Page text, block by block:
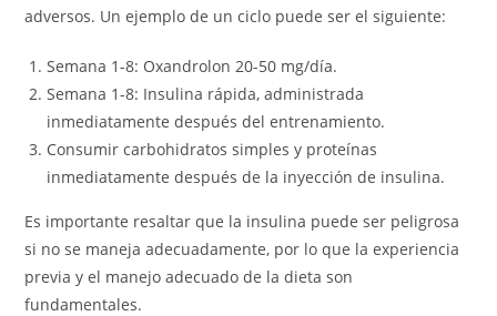
adversos. Un ejemplo de un ciclo puede ser el siguiente:
Semana 1-8: Oxandrolon 20-50 mg/día.
Semana 1-8: Insulina rápida, administrada
inmediatamente después del entrenamiento.
Consumir carbohidratos simples y proteínas
inmediatamente después de la inyección de insulina.
Es importante resaltar que la insulina puede ser peligrosa
si no se maneja adecuadamente, por lo que la experiencia
previa y el manejo adecuado de la dieta son
fundamentales.